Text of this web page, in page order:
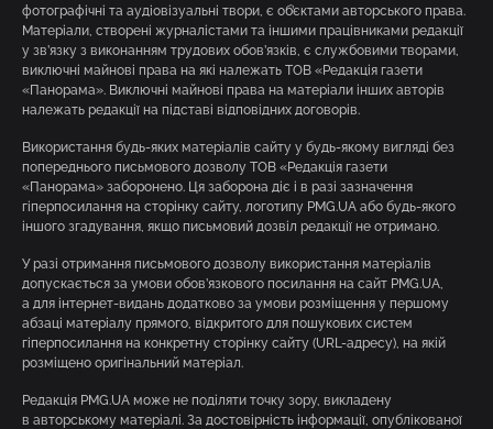
фотографічні та аудіовізуальні твори, є об’єктами авторського права.
Матеріали, створені журналістами та іншими працівниками редакції
у зв’язку з виконанням трудових обов’язків, є службовими творами,
виключні майнові права на які належать ТОВ «Редакція газети
«Панорама». Виключні майнові права на матеріали інших авторів
належать редакції на підставі відповідних договорів.
Використання будь-яких матеріалів сайту у будь-якому вигляді без
попереднього письмового дозволу ТОВ «Редакція газети
«Панорама» заборонено. Ця заборона діє і в разі зазначення
гіперпосилання на сторінку сайту, логотипу PMG.UA або будь-якого
іншого згадування, якщо письмовий дозвіл редакції не отримано.
У разі отримання письмового дозволу використання матеріалів
допускається за умови обов’язкового посилання на сайт PMG.UA,
а для інтернет-видань додатково за умови розміщення у першому
абзаці матеріалу прямого, відкритого для пошукових систем
гіперпосилання на конкретну сторінку сайту (URL-адресу), на якій
розміщено оригінальний матеріал.
Редакція PMG.UA може не поділяти точку зору, викладену
в авторському матеріалі. За достовірність інформації, опублікованої